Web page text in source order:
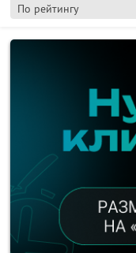
По рейтингу